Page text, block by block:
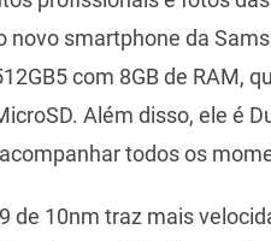
novo smartphone da
com 8GB de RAM,
Além disso, ele é
todos os
de 10nm traz mais